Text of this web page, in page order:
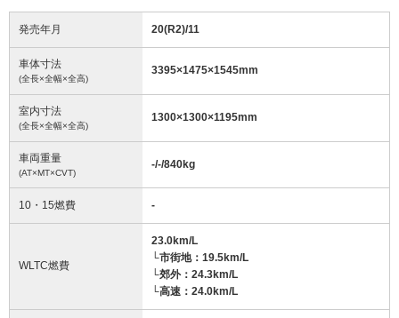
発売年月 20(R2)/11
車体寸法
(全長×全幅×全高)
3395×1475×1545mm
室内寸法
(全長×全幅×全高)
1300×1300×1195mm
車両重量
(AT×MT×CVT)
-/-/840kg
10・15燃費 -
WLTC燃費
23.0km/L
└市街地：19.5km/L
└郊外：24.3km/L
└高速：24.0km/L